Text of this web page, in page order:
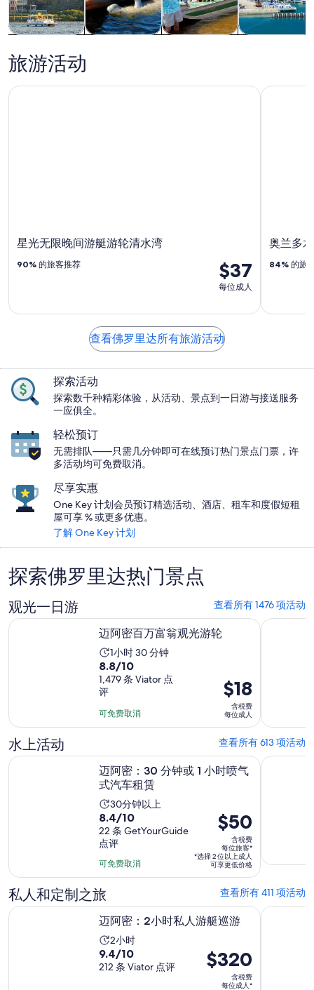
旅游活动
星光无限晚间游艇游轮清水湾
$37
每位成人
90% 的旅客推荐
星光无限晚间游艇游轮清水湾
奥兰多
84% 的旅
奥兰多水
查看佛罗里达所有旅游活动
探索活动
探索数千种精彩体验，从活动、景点到一日游与接送服务
一应俱全。
轻松预订
无需排队——只需几分钟即可在线预订热门景点门票，许
多活动均可免费取消。
尽享实惠
One Key 计划会员预订精选活动、酒店、租车和度假短租
屋可享 % 或更多优惠。
了解 One Key 计划
探索佛罗里达热门景点
观光一日游 查看所有 1476 项活动
迈阿密百万富翁观光游轮
活
动
时
为
1
时
30
分
钟
1小时 30 分钟
8.8
分，
满
分
10
1479
条
点
评
8.8/10
1,479 条 Viator 点
评
可免费取消
价
格
为
$18
每
位
成
$18
含税费
每位成人
迈阿密百万富翁观光游轮在新标签页中打开 迈阿密游
水上活动 查看所有 613 项活动
迈阿密：30 分钟或 1 小时喷气
式汽车租赁
活
动
时
长
为
30
30分钟以上
8.4
分，
满
分
10
分，
22
条
点
评
8.4/10
22 条 GetYourGuide
点评
可免费取消
价
格
为
$50
每
位
旅
客
$50
含税费
每位旅客*
*选择 2 位以上成人
可享更低价格
迈阿密：30 分钟或 1 小时喷气式汽车租赁 在新标签页中打开
从迈阿密
私人和定制之旅 查看所有 411 项活动
迈阿密：2小时私人游艇巡游
活
动
时
2小时
9.4
分，
9.4/10
212 条 Viator 点评
价
格
$320
含税费
每位成人*
迈阿密：2小时私人游艇巡游 在新标签页中打开 劳德代尔